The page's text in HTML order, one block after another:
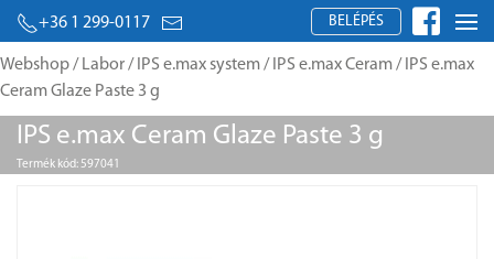
+36 1 299-0117 BELÉPÉS
Webshop/ Labor/ IPS e.max system/ IPS e.max Ceram/ IPS e.max
Ceram Glaze Paste 3 g
IPS e.max Ceram Glaze Paste 3 g
Termék kód: 597041